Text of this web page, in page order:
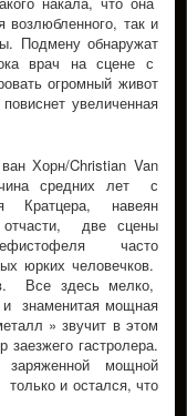
возлюбленного, так и
Подмену обнаружат
врач на сцене с
огромный живот
увеличенная
Хорн/Christian Van
средних лет с
Кратцера, навеян
отчасти, две сцены
часто
юрких человечков.
Все здесь мелко,
и знаменитая мощная
» звучит в этом
заезжего гастролера.
заряженной мощной
и остался, что